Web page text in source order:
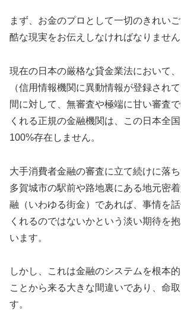
まず、お金のプロとして一切のきれい
酷な現実をお伝えしなければなりません
現在の日本の厳格な貸金業法において
（信用情報機関に異動情報が登録され
間に対して、無審査や極端に甘い審査
くれる正規の金融機関は、この日本全
100%存在しません。
大手消費者金融の審査に立て続けに落ち
多賀城市の駅前や路地裏にある地元密
融（いわゆる街金）であれば、事情を
くれるのではないかという淡い期待を
います。
しかし、これは金融のシステムを根本
ことから来る大きな間違いであり、命
す。